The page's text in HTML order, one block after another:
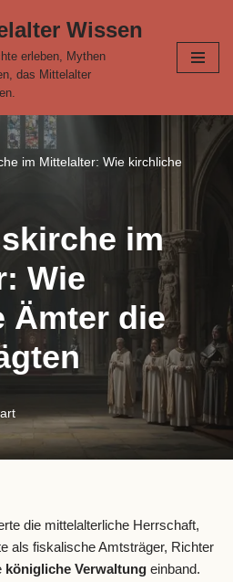
Wissen
erleben, Mythen
das Mittelalter
im Mittelalter: Wie kirchliche
im
Wie
Ämter die
die mittelalterliche Herrschaft,
als fiskalische Amtsträger, Richter
königliche Verwaltung einband.